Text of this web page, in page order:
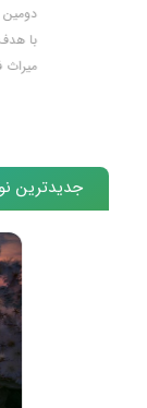
دومین
با هدف
میراث
جدیدترین